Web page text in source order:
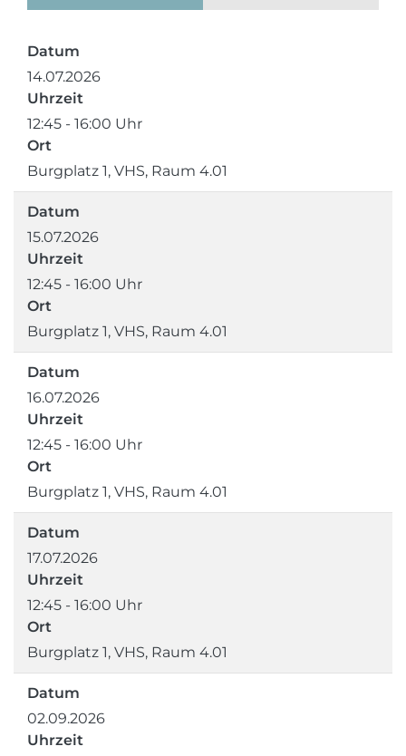
Datum
14.07.2026
Uhrzeit
12:45 - 16:00 Uhr
Ort
Burgplatz 1, VHS, Raum 4.01
Datum
15.07.2026
Uhrzeit
12:45 - 16:00 Uhr
Ort
Burgplatz 1, VHS, Raum 4.01
Datum
16.07.2026
Uhrzeit
12:45 - 16:00 Uhr
Ort
Burgplatz 1, VHS, Raum 4.01
Datum
17.07.2026
Uhrzeit
12:45 - 16:00 Uhr
Ort
Burgplatz 1, VHS, Raum 4.01
Datum
02.09.2026
Uhrzeit